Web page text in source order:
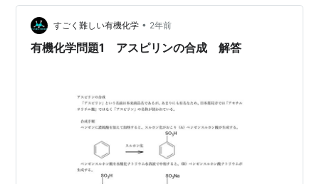
すごく難しい有機化学 • 2年前
有機化学問題1 アスピリンの合成 解答